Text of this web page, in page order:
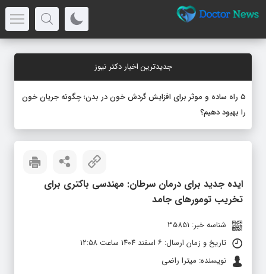
جدیدترین اخبار دکتر نیوز
۵ راه ساده و موثر برای افزایش گردش خون در بدن؛ چگونه جریان خون
را بهبود دهیم؟
ایده جدید برای درمان سرطان: مهندسی باکتری برای
تخریب تومورهای جامد
شناسه خبر: 35851
تاریخ و زمان ارسال: ۶ اسفند ۱۴۰۴ ساعت ۱۲:۵۸
نویسنده: میترا راضی